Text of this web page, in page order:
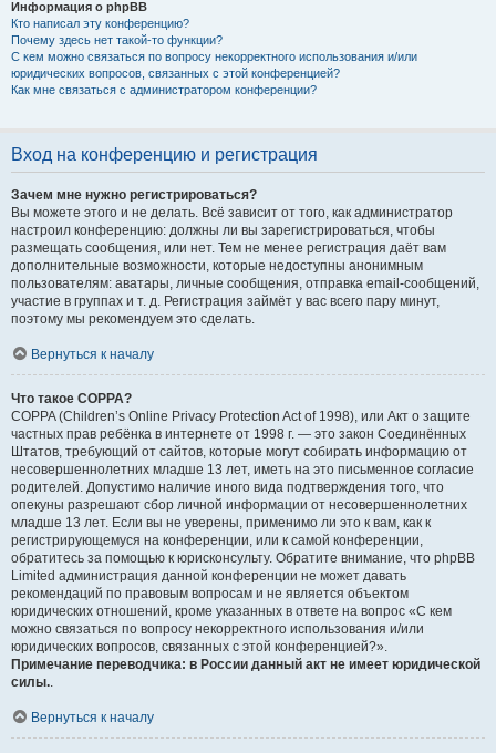
Информация о phpBB
Кто написал эту конференцию?
Почему здесь нет такой-то функции?
С кем можно связаться по вопросу некорректного использования и/или
юридических вопросов, связанных с этой конференцией?
Как мне связаться с администратором конференции?
Вход на конференцию и регистрация
Зачем мне нужно регистрироваться?
Вы можете этого и не делать. Всё зависит от того, как администратор
настроил конференцию: должны ли вы зарегистрироваться, чтобы
размещать сообщения, или нет. Тем не менее регистрация даёт вам
дополнительные возможности, которые недоступны анонимным
пользователям: аватары, личные сообщения, отправка email-сообщений,
участие в группах и т. д. Регистрация займёт у вас всего пару минут,
поэтому мы рекомендуем это сделать.
Вернуться к началу
Что такое COPPA?
COPPA (Children’s Online Privacy Protection Act of 1998), или Акт о защите
частных прав ребёнка в интернете от 1998 г. — это закон Соединённых
Штатов, требующий от сайтов, которые могут собирать информацию от
несовершеннолетних младше 13 лет, иметь на это письменное согласие
родителей. Допустимо наличие иного вида подтверждения того, что
опекуны разрешают сбор личной информации от несовершеннолетних
младше 13 лет. Если вы не уверены, применимо ли это к вам, как к
регистрирующемуся на конференции, или к самой конференции,
обратитесь за помощью к юрисконсульту. Обратите внимание, что phpBB
Limited администрация данной конференции не может давать
рекомендаций по правовым вопросам и не является объектом
юридических отношений, кроме указанных в ответе на вопрос «С кем
можно связаться по вопросу некорректного использования и/или
юридических вопросов, связанных с этой конференцией?».
Примечание переводчика: в России данный акт не имеет юридической
силы..
Вернуться к началу